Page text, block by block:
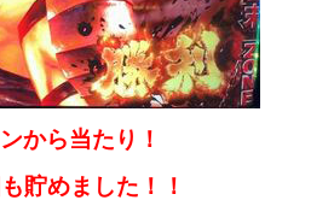
から当たり！
貯めました！！